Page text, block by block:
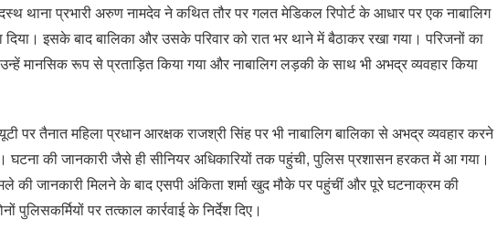
थाना प्रभारी अरुण नामदेव ने कथित तौर पर गलत मेडिकल रिपोर्ट के आधार पर एक नाबालिग
दिया। इसके बाद बालिका और उसके परिवार को रात भर थाने में बैठाकर रखा गया। परिजनों का
मानसिक रूप से प्रताड़ित किया गया और नाबालिग लड़की के साथ भी अभद्र व्यवहार किया
पर तैनात महिला प्रधान आरक्षक राजश्री सिंह पर भी नाबालिग बालिका से अभद्र व्यवहार करने
घटना की जानकारी जैसे ही सीनियर अधिकारियों तक पहुंची, पुलिस प्रशासन हरकत में आ गया।
की जानकारी मिलने के बाद एसपी अंकिता शर्मा खुद मौके पर पहुंचीं और पूरे घटनाक्रम की
पुलिसकर्मियों पर तत्काल कार्रवाई के निर्देश दिए।